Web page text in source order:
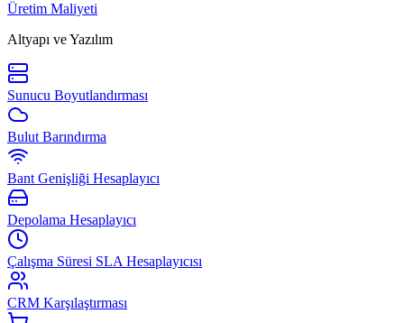
Üretim Maliyeti
Altyapı ve Yazılım
Sunucu Boyutlandırması
Bulut Barındırma
Bant Genişliği Hesaplayıcı
Depolama Hesaplayıcı
Çalışma Süresi SLA Hesaplayıcısı
CRM Karşılaştırması